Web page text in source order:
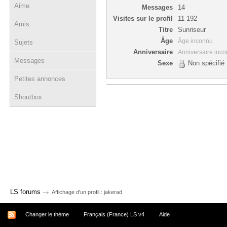
Aime
Amis
Sujets
Messages
Petites annonces
Shoutbox
Messages
14
Visites sur le profil
11 192
Titre
Sunriseur
Âge
Âge inconnu
Anniversaire Anniversaire
Sexe Non spécifié
LS forums → Affichage d'un profil : jakerad
Changer le thème Français (France) LS v4 Aide